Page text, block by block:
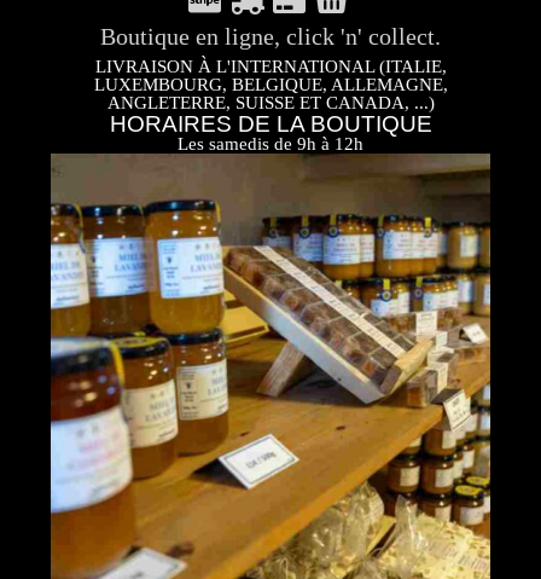
Boutique en ligne, click 'n' collect.
LIVRAISON À L'INTERNATIONAL (ITALIE,
LUXEMBOURG, BELGIQUE, ALLEMAGNE,
ANGLETERRE, SUISSE ET CANADA, ...)
HORAIRES DE LA BOUTIQUE
Les samedis de 9h à 12h